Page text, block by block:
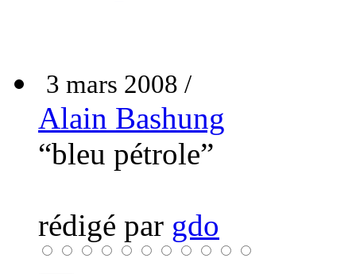
3 mars 2008 /
Alain Bashung
“bleu pétrole”
rédigé par gdo